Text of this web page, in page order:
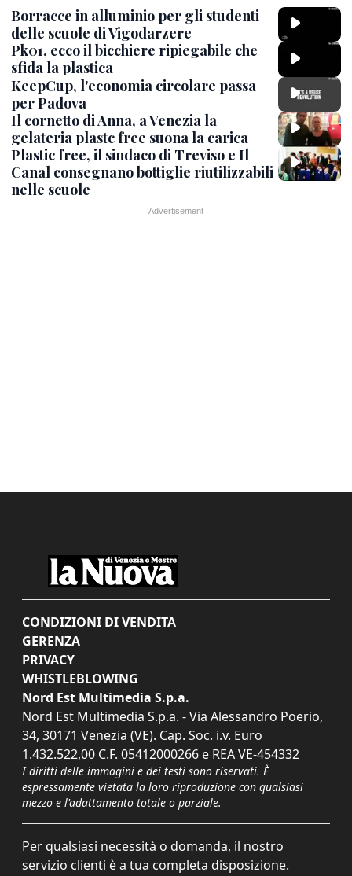
Borracce in alluminio per gli studenti
delle scuole di Vigodarzere
Pk01, ecco il bicchiere ripiegabile che
sfida la plastica
KeepCup, l'economia circolare passa
per Padova
Il cornetto di Anna, a Venezia la
gelateria plastc free suona la carica
Plastic free, il sindaco di Treviso e Il
Canal consegnano bottiglie riutilizzabili
nelle scuole
CONDIZIONI DI VENDITA
GERENZA
PRIVACY
WHISTLEBLOWING
Nord Est Multimedia S.p.a.
Nord Est Multimedia S.p.a. - Via Alessandro Poerio,
34, 30171 Venezia (VE). Cap. Soc. i.v. Euro
1.432.522,00 C.F. 05412000266 e REA VE-454332
I diritti delle immagini e dei testi sono riservati. È
espressamente vietata la loro riproduzione con qualsiasi
mezzo e l'adattamento totale o parziale.
Per qualsiasi necessità o domanda, il nostro
servizio clienti è a tua completa disposizione.